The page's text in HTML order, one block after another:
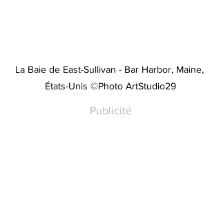
La Baie de East-Sullivan - Bar Harbor, Maine,
États-Unis ©Photo ArtStudio29
Publicité